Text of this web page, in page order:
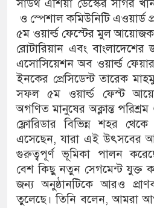
সাউথ এশিয়া ডেস্কের সগির
ও স্পেশাল কমিউনিটি এওয়ার্ড
৫ম ওয়ার্ল্ড ফেস্টের মুল আয়োজক
রোটারিয়ান এবং বাংলাদেশের
এসোসিয়েশন অব ওয়ার্ল্ড
ইনকের প্রেসিডেন্ট তারেক
সফল ৫ম ওয়ার্ল্ড ফেস্ট
অগণিত মানুষের অক্লান্ত
ফ্লোরিডার বিভিন্ন শহর
এসেছেন, যারা এই
গুরুত্বপূর্ণ ভূমিকা পালন
বেশ কিছু নতুন সেগমেন্ট যুক্ত
জন্য অনুষ্ঠানটিকে আরও
তুলেছে। তিনি বলেন, আমরা